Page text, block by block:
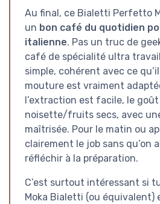
Au final, ce Bialetti Perfetto
un bon café du quotidien
italienne. Pas un truc de
café de spécialité ultra
simple, cohérent avec ce
mouture est vraiment
l’extraction est facile, le
noisette/fruits secs, avec
maîtrisée. Pour le matin ou
clairement le job sans qu’on
réfléchir à la préparation.
C’est surtout intéressant si
Moka Bialetti (ou équivalent)